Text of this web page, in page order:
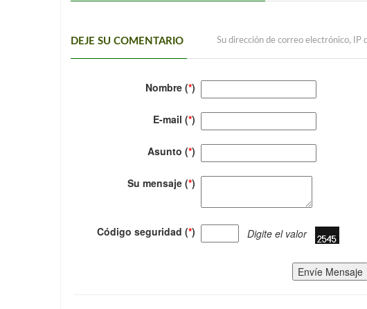
DEJE SU COMENTARIO Su dirección de correo electrónico, IP
Nombre (*)
E-mail (*)
Asunto (*)
Su mensaje (*)
Código seguridad (*) Digite el valor
Envíe Mensaje